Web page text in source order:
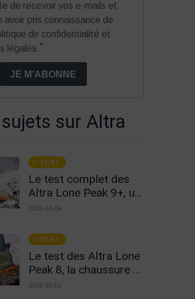
de recevoir vos e-mails et
avoir pris connaissance de
de confidentialité et
légales.*
JE M'ABONNE
sur Altra
TEST
Le test complet des
Altra Lone Peak 9+, un
truc en plus !
2025-03-04
TEST
Le test des Altra Lone
Peak 8, la chaussure à
part !
2024-02-01